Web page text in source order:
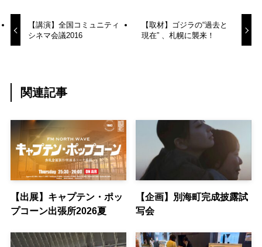
【講演】全国コミュニティ
シネマ会議2016
【取材】ゴジラの“過去と
現在” 、札幌に襲来！
関連記事
【出展】キャプテン・ポッ
プコーン出張所2026夏
【企画】別海町完成披露試
写会